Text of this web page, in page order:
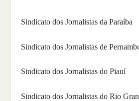
Sindicato dos Jornalistas da Paraíba
Sindicato dos Jornalistas de
Sindicato dos Jornalistas do Piauí
Sindicato dos Jornalistas do Rio